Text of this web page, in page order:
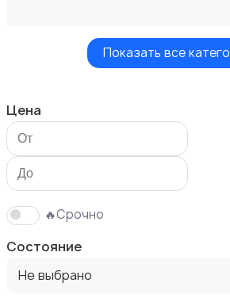
Показать все
Цена
🔥Срочно
Состояние
Не выбрано